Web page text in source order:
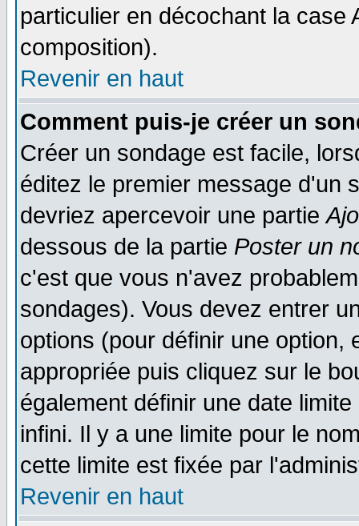
particulier en décochant la
composition).
Revenir en haut
Comment puis-je créer un
Créer un sondage est facile,
éditez le premier message d'un
devriez apercevoir une partie
dessous de la partie Poster un
c'est que vous n'avez
sondages). Vous devez entrer
options (pour définir une option,
appropriée puis cliquez sur le
également définir une date
infini. Il y a une limite pour le
cette limite est fixée par
Revenir en haut